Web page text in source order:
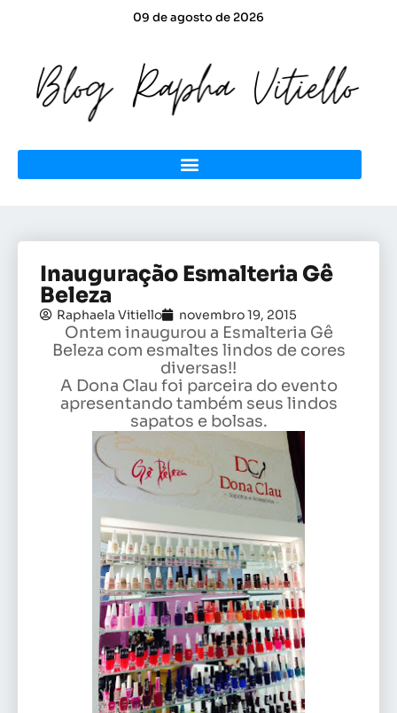
09 de agosto de 2026
Inauguração Esmalteria Gê
Beleza
Raphaela Vitiello novembro 19, 2015
Ontem inaugurou a Esmalteria Gê
Beleza com esmaltes lindos de cores
diversas!!
A Dona Clau foi parceira do evento
apresentando também seus lindos
sapatos e bolsas.